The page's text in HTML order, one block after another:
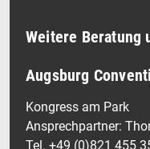
Weitere Beratung
Augsburg
Kongress am Park
Ansprechpartner:
Tel. +49 (0)821 455